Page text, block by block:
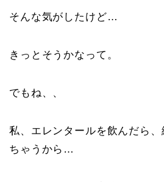
そんな気がしたけど…
きっとそうかなって。
でもね、、
私、エレンタールを飲んだら
ちゃうから…